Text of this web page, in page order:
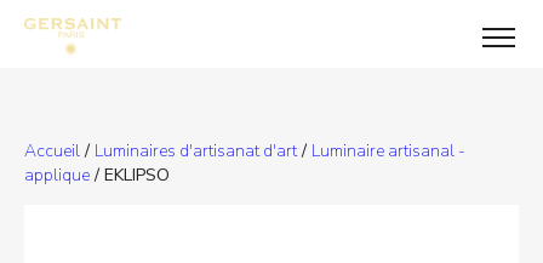
Accueil/ Luminaires d'artisanat d'art/ Luminaire artisanal -
applique/ EKLIPSO